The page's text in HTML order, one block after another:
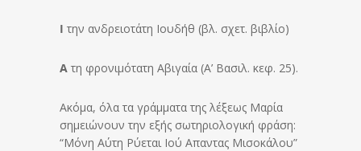
Ι την ανδρειοτάτη Ιουδήθ (βλ. σχετ. βιβλίο)
Α τη φρονιμότατη Αβιγαία (Α’ Βασιλ. κεφ. 25).
Ακόμα, όλα τα γράμματα της λέξεως Μαρία
σημειώνουν την εξής σωτηριολογική φράση:
“Μόνη Αύτη Ρύεται Ιού Απαντας Μισοκάλου”